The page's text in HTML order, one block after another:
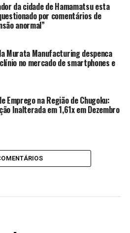
da cidade de Hamamatsu esta
por comentários de
anormal”
Murata Manufacturing despenca
no mercado de smartphones e
Emprego na Região de Chugoku:
Inalterada em 1,61x em Dezembro